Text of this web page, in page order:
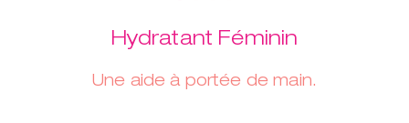
Hydratant Féminin
Une aide à portée de main.